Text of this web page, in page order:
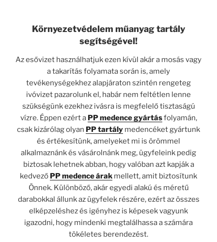
Környezetvédelem műanyag tartály
segítségével!
Az esővizet használhatjuk ezen kívül akár a mosás vagy
a takarítás folyamata során is, amely
tevékenységekhez alapjáraton szintén rengeteg
ivóvizet pazarolunk el, habár nem feltétlen lenne
szükségünk ezekhez ivásra is megfelelő tisztaságú
vízre. Éppen ezért a PP medence gyártásfolyamán,
csak kizárólag olyan PP tartály medencéket gyártunk
és értékesítünk, amelyeket mi is örömmel
alkalmaznánk és vásárolnánk meg, ügyfeleink pedig
biztosak lehetnek abban, hogy valóban azt kapják a
kedvező PP medence árak mellett, amit biztosítunk
Önnek. Különböző, akár egyedi alakú és méretű
darabokkal állunk az ügyfelek részére, ezért az összes
elképzeléshez és igényhez is képesek vagyunk
igazodni, hogy mindenki megtalálhassa a számára
tökéletes berendezést.